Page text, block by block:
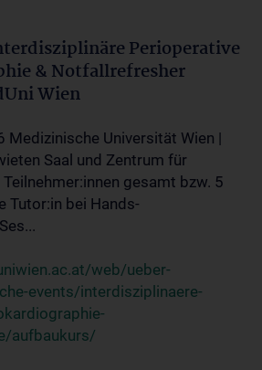
Perioperative
& Notfallrefresher
Wien
Medizinische Universität Wien |
Saal und Zentrum für
gesamt bzw. 5
Tutor:in bei Hands-
web/ueber-
events/interdisziplinaere-
aufbaukurs/